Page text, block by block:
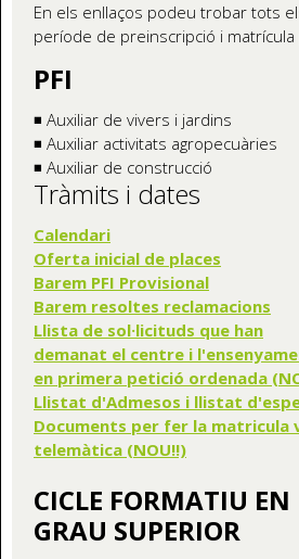
En els enllaços podeu trobar tots
període de preinscripció i
PFI
◾ Auxiliar de vivers i jardins
◾ Auxiliar activitats agropecuàries
◾ Auxiliar de construcció
Tràmits i dates
Calendari
Oferta inicial de places
Barem PFI Provisional
Barem resoltes reclamacions
Llista de sol·licituds que han
demanat el centre i
en primera petició ordenada
Llistat d'Admesos i llistat
Documents per fer la matricula
telemàtica (NOU!!)
CICLE FORMATIU EN
GRAU SUPERIOR